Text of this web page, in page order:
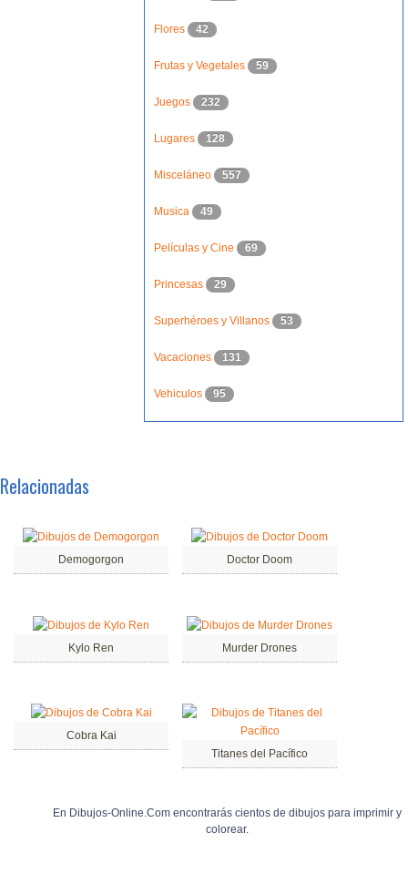
Flores 42
Frutas y Vegetales 59
Juegos 232
Lugares 128
Misceláneo 557
Musica 49
Películas y Cine 69
Princesas 29
Superhéroes y Villanos 53
Vacaciones 131
Vehiculos 95
Relacionadas
Demogorgon Doctor Doom
Kylo Ren Murder Drones
Cobra Kai
Titanes del Pacífico
En Dibujos-Online.Com encontrarás cientos de dibujos para imprimir y
colorear.